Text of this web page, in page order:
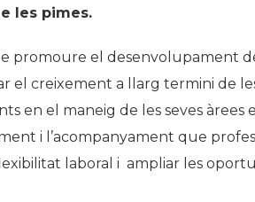
les pimes.
promoure el desenvolupament
el creixement a llarg termini de
en el maneig de les seves àrees
i l’acompanyament que
laboral i ampliar les